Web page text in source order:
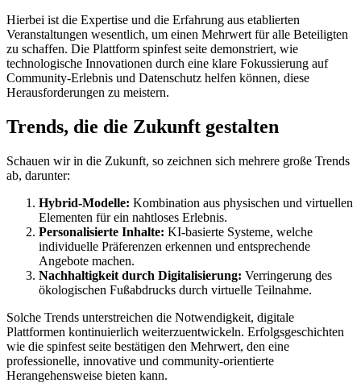
Hierbei ist die Expertise und die Erfahrung aus etablierten
Veranstaltungen wesentlich, um einen Mehrwert für alle Beteiligten
zu schaffen. Die Plattform spinfest seite demonstriert, wie
technologische Innovationen durch eine klare Fokussierung auf
Community-Erlebnis und Datenschutz helfen können, diese
Herausforderungen zu meistern.
Trends, die die Zukunft gestalten
Schauen wir in die Zukunft, so zeichnen sich mehrere große Trends
ab, darunter:
Hybrid-Modelle: Kombination aus physischen und virtuellen
Elementen für ein nahtloses Erlebnis.
Personalisierte Inhalte: KI-basierte Systeme, welche
individuelle Präferenzen erkennen und entsprechende
Angebote machen.
Nachhaltigkeit durch Digitalisierung: Verringerung des
ökologischen Fußabdrucks durch virtuelle Teilnahme.
Solche Trends unterstreichen die Notwendigkeit, digitale
Plattformen kontinuierlich weiterzuentwickeln. Erfolgsgeschichten
wie die spinfest seite bestätigen den Mehrwert, den eine
professionelle, innovative und community-orientierte
Herangehensweise bieten kann.